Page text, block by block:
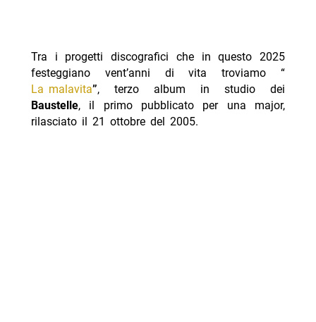
Tra i progetti discografici che in questo 2025
festeggiano vent’anni di vita troviamo “
La malavita”, terzo album in studio dei
Baustelle, il primo pubblicato per una major,
rilasciato il 21 ottobre del 2005.